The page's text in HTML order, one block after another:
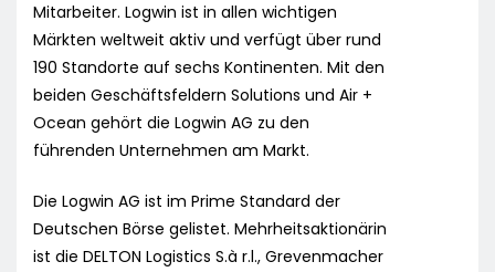
Mitarbeiter. Logwin ist in allen wichtigen
Märkten weltweit aktiv und verfügt über rund
190 Standorte auf sechs Kontinenten. Mit den
beiden Geschäftsfeldern Solutions und Air +
Ocean gehört die Logwin AG zu den
führenden Unternehmen am Markt.
Die Logwin AG ist im Prime Standard der
Deutschen Börse gelistet. Mehrheitsaktionärin
ist die DELTON Logistics S.à r.l., Grevenmacher